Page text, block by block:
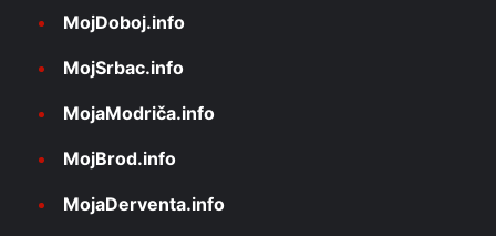
MojDoboj.info
MojSrbac.info
MojaModriča.info
MojBrod.info
MojaDerventa.info